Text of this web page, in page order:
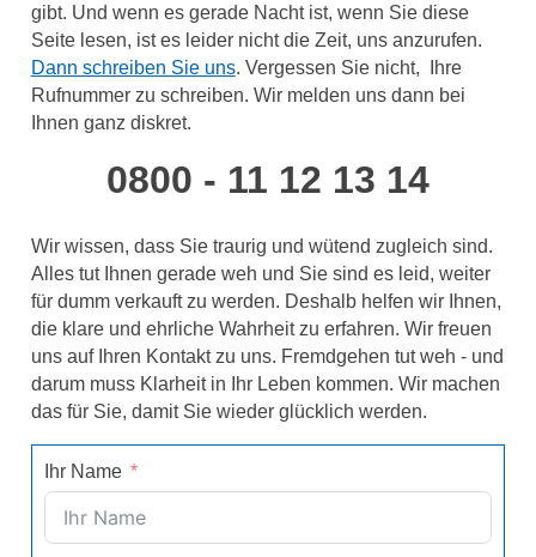
gibt. Und wenn es gerade Nacht ist, wenn Sie diese
Seite lesen, ist es leider nicht die Zeit, uns anzurufen.
Dann schreiben Sie uns. Vergessen Sie nicht, Ihre
Rufnummer zu schreiben. Wir melden uns dann bei
Ihnen ganz diskret.
0800 - 11 12 13 14
Wir wissen, dass Sie traurig und wütend zugleich sind.
Alles tut Ihnen gerade weh und Sie sind es leid, weiter
für dumm verkauft zu werden. Deshalb helfen wir Ihnen,
die klare und ehrliche Wahrheit zu erfahren. Wir freuen
uns auf Ihren Kontakt zu uns. Fremdgehen tut weh - und
darum muss Klarheit in Ihr Leben kommen. Wir machen
das für Sie, damit Sie wieder glücklich werden.
Ihr Name